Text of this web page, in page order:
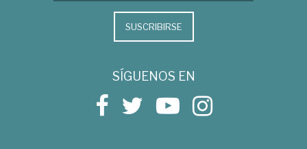
SUSCRIBIRSE
SÍGUENOS EN